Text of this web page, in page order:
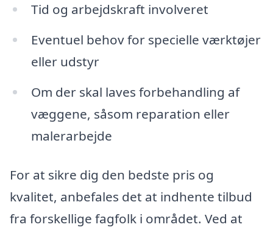
Tid og arbejdskraft involveret
Eventuel behov for specielle værktøjer
eller udstyr
Om der skal laves forbehandling af
væggene, såsom reparation eller
malerarbejde
For at sikre dig den bedste pris og
kvalitet, anbefales det at indhente tilbud
fra forskellige fagfolk i området. Ved at